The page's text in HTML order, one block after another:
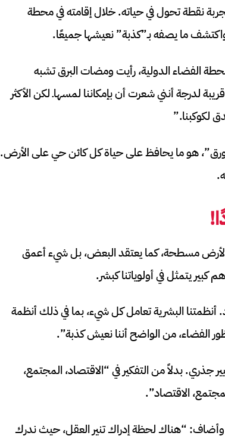
63 عامًا، كانت هذه التجربة نقطة تحول في حياته. خلال إقامته في محطة
ما يصفه بـ”كذبة” نعيشها جميعًا.
الفضاء الدولية، رأيت ومضات البرق تشبه
لدرجة أنني شعرت أن بإمكاننا لمسهاـ لكن الأكثر
لكوكبنا.”
هو ما يحافظ على حياة كل كائن حي على الأرض.
مسطحة، كما يعتقد البعض، بل شيء أعمق
يتمثل في أولوياتنا كبشر.
أنظمتنا البشرية تعامل كل شيء، بما في ذلك أنظمة
الفضاء، من الواضح أننا نعيش كذبة”.
جذري. بدلاً من التفكير في “الاقتصاد، المجتمع،
الاقتصاد”.
وأضاف: “هناك لحظة إدراك تنير العقل، حيث ندرك